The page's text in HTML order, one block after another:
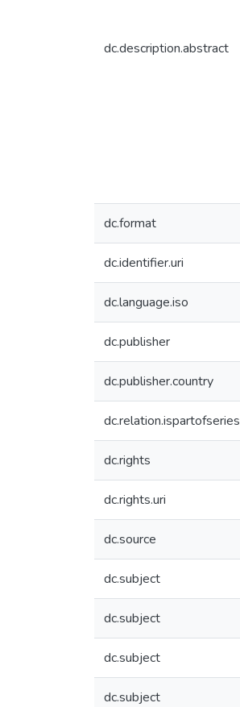
dc.description.abstract
dc.format
dc.identifier.uri
dc.language.iso
dc.publisher
dc.publisher.country
dc.relation.ispartofseries
dc.rights
dc.rights.uri
dc.source
dc.subject
dc.subject
dc.subject
dc.subject